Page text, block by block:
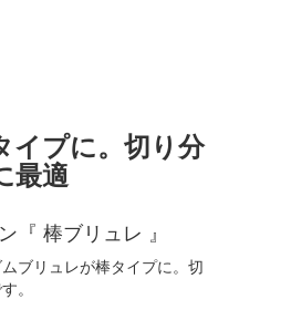
イプに。切り分
最適
『 棒ブリュレ 』
ブリュレが棒タイプに。切
。